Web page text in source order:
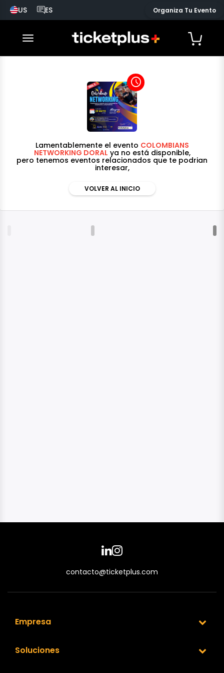
US
País seleccionado, cambiar país
ES
Idioma seleccionado, cambiar idiomaOrganiza Tu Evento
desplegar navegación
access_time
Lamentablemente el evento COLOMBIANS
NETWORKING DORAL ya no está disponible,
pero tenemos eventos relacionados que te podrian
interesar,
VOLVER AL INICIO
contacto@ticketplus.com
Empresa
Soluciones